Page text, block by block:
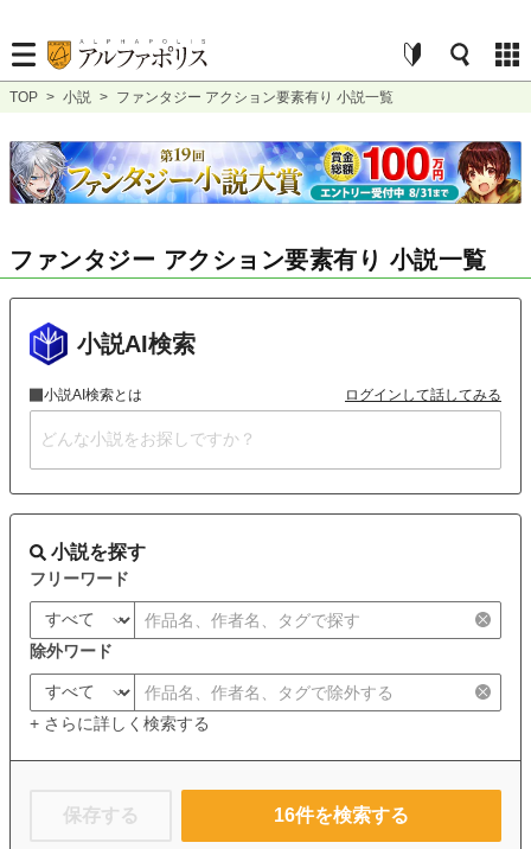
TOP > 小説 > ファンタジー アクション要素有り 小説一覧
ファンタジー アクション要素有り 小説一覧
小説AI検索
小説AI検索とは ログインして話してみる
小説を探す
フリーワード
除外ワード
+ さらに詳しく検索する
保存する 16件を検索する